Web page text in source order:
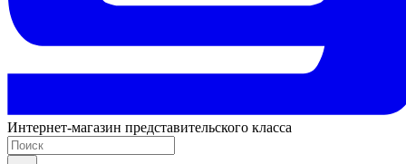
Интернет-магазин представительского класса